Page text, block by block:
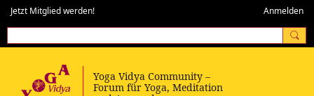
Jetzt Mitglied werden! Anmelden